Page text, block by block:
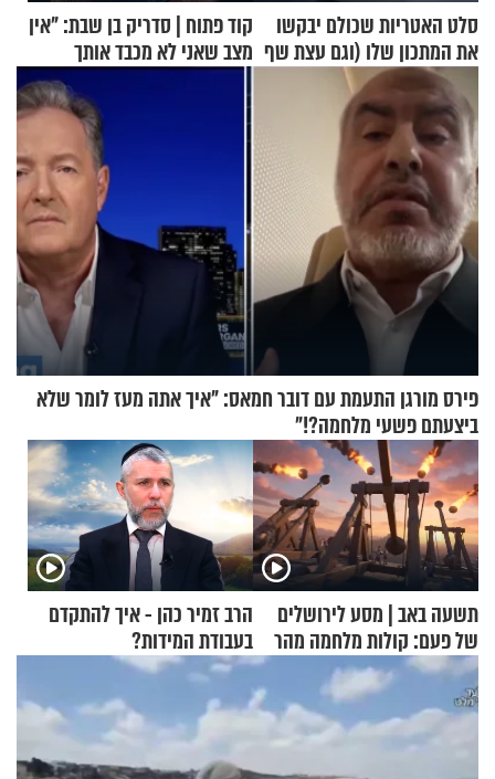
סלט האטריות שכולם יבקשו
את המתכון שלו (וגם עצת שף
להגשת הרוטב)
קוד פתוח | סדריק בן שבת: "אין
מצב שאני לא מכבד אותך
בבוקר בהנחת תפילין"
פירס מורגן התעמת עם דובר חמאס: "איך אתה מעז לומר שלא
ביצעתם פשעי מלחמה?!"
תשעה באב | מסע לירושלים
של פעם: קולות מלחמה מהר
הזיתים
הרב זמיר כהן - איך להתקדם
בעבודת המידות?